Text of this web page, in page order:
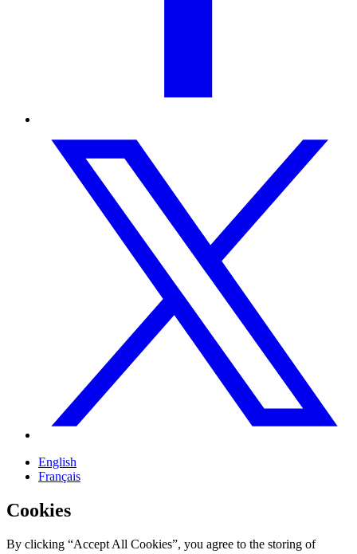
English
Français
Cookies
By clicking “Accept All Cookies”, you agree to the storing of